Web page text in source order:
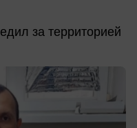
за территорией